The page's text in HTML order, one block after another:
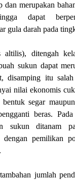
dan merupakan
dapat
gula darah pada
altilis), ditengah
sukun dapat
disamping itu
nilai ekonomis
segar
beras.
sukun ditanam
dengan pemilikan
jumlah